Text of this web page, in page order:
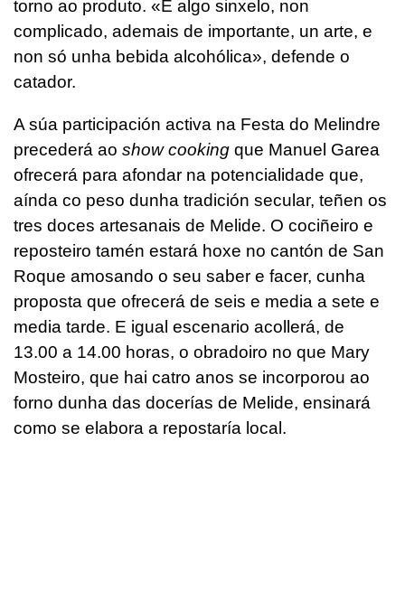
torno ao produto. «É algo sinxelo, non
complicado, ademais de importante, un arte, e
non só unha bebida alcohólica», defende o
catador.
A súa participación activa na Festa do Melindre
precederá ao show cooking que Manuel Garea
ofrecerá para afondar na potencialidade que,
aínda co peso dunha tradición secular, teñen os
tres doces artesanais de Melide. O cociñeiro e
reposteiro tamén estará hoxe no cantón de San
Roque amosando o seu saber e facer, cunha
proposta que ofrecerá de seis e media a sete e
media tarde. E igual escenario acollerá, de
13.00 a 14.00 horas, o obradoiro no que Mary
Mosteiro, que hai catro anos se incorporou ao
forno dunha das docerías de Melide, ensinará
como se elabora a repostaría local.